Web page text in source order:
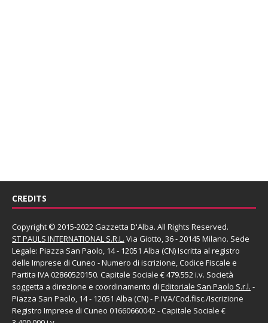
CREDITS
Copyright © 2015-2022 Gazzetta D'Alba. All Rights Reserved.
ST PAULS INTERNATIONAL S.R.L. Via Giotto, 36 - 20145 Milano. Sede
Legale: Piazza San Paolo, 14 - 12051 Alba (CN) Iscritta al registro
delle Imprese di Cuneo - Numero di iscrizione, Codice Fiscale e
Partita IVA 02860520150. Capitale Sociale € 479.552 i.v. Società
soggetta a direzione e coordinamento di Editoriale San Paolo S.r.l. -
Piazza San Paolo, 14 - 12051 Alba (CN) - P.IVA/Cod.fisc./Iscrizione
Registro Imprese di Cuneo 01660660042 - Capitale Sociale €